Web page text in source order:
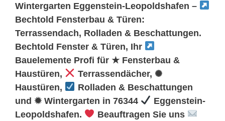
Wintergarten Eggenstein-Leopoldshafen –
Bechtold Fensterbau & Türen:
Terrassendach, Rolladen & Beschattungen.
Bechtold Fenster & Türen, Ihr
Bauelemente Profi für ★ Fensterbau &
Haustüren,
Terrassendächer, ✺
Haustüren,
Rolladen & Beschattungen
und ✹ Wintergarten in 76344
Eggenstein-
Leopoldshafen.
Beauftragen Sie uns